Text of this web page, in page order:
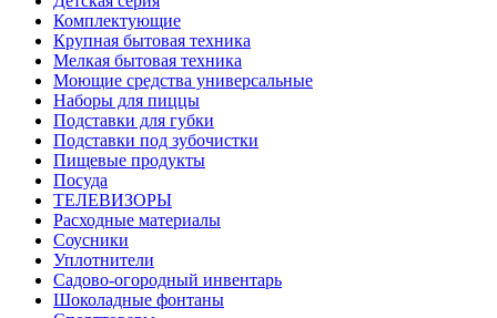
Комплектующие
Крупная бытовая техника
Мелкая бытовая техника
Моющие средства универсальные
Наборы для пиццы
Подставки для губки
Подставки под зубочистки
Пищевые продукты
Посуда
ТЕЛЕВИЗОРЫ
Расходные материалы
Соусники
Уплотнители
Садово-огородный инвентарь
Шоколадные фонтаны